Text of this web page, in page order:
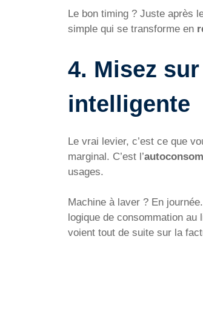
Le bon timing ? Juste après
simple qui se transforme en
4. Misez
intelligente
Le vrai levier, c’est ce que
marginal. C’est l’
usages.
Machine à laver ? En
logique de consommation
voient tout de suite sur la